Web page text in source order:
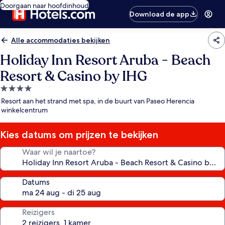
Doorgaan naar hoofdinhoud
Download de app
Alle accommodaties bekijken
Holiday Inn Resort Aruba - Beach
Resort & Casino by IHG
4.0-
sterrenaccommodatie
Resort aan het strand met spa, in de buurt van Paseo Herencia
winkelcentrum
Kies datums om prijzen te bekijken
Waar wil je naartoe?
Datums
Reizigers